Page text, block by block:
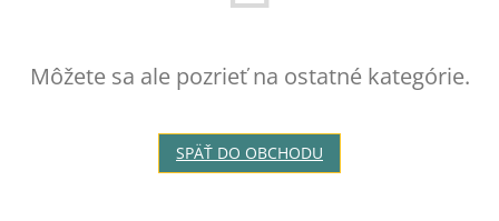
Môžete sa ale pozrieť na ostatné kategórie.
SPÄŤ DO OBCHODU